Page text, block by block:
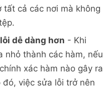
cả các nơi mà không
dễ dàng hơn - Khi
nhỏ thành các hàm, nếu
xác hàm nào gây ra
việc sửa lỗi trở nên